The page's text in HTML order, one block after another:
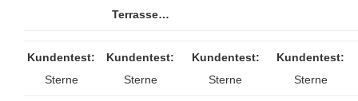
Terrasse…
Kundentest:
Sterne
Kundentest:
Sterne
Kundentest:
Sterne
Kundentest:
Sterne